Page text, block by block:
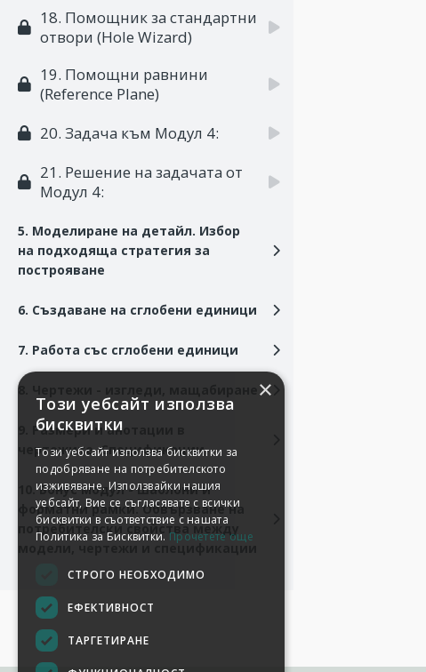
18. Помощник за стандартни
отвори (Hole Wizard)
19. Помощни равнини
(Reference Plane)
20. Задача към Модул 4:
21. Решение на задачата от
Модул 4:
5. Моделиране на детайл. Избор
на подходяща стратегия за
построяване
6. Създаване на сглобени единици
7. Работа със сглобени единици
8. Чертежи - изгледи, мащабиране
9. Размери и анотации в
чертежите. Спецификации.
10. Бонус модул - шаблони и
форматни рамки. Обвързване на
потребителски свойства между
модели, чертежи и спецификации